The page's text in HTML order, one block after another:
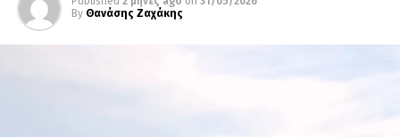
By Θανάσης Ζαχάκης